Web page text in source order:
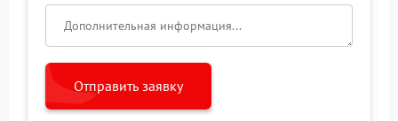
Отправить заявку